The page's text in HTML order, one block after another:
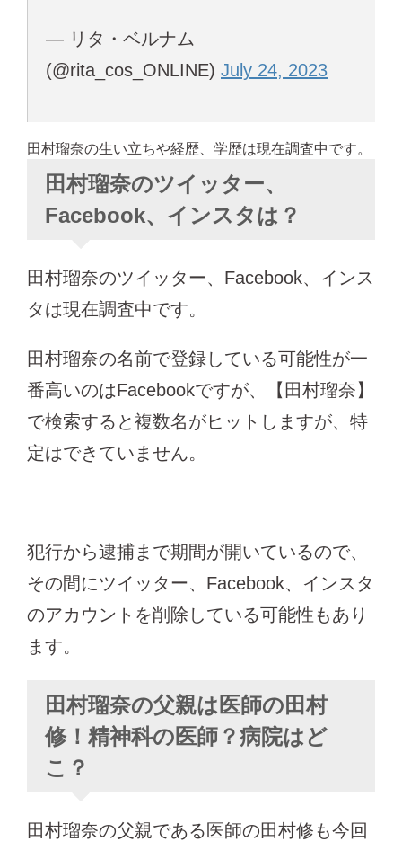
— リタ・ベルナム
(@rita_cos_ONLINE) July 24, 2023
田村瑠奈の生い立ちや経歴、学歴は現在調査中です。
田村瑠奈のツイッター、
Facebook、インスタは？
田村瑠奈のツイッター、Facebook、インス
タは現在調査中です。
田村瑠奈の名前で登録している可能性が一
番高いのはFacebookですが、【田村瑠奈】
で検索すると複数名がヒットしますが、特
定はできていません。
犯行から逮捕まで期間が開いているので、
その間にツイッター、Facebook、インスタ
のアカウントを削除している可能性もあり
ます。
田村瑠奈の父親は医師の田村
修！精神科の医師？病院はど
こ？
田村瑠奈の父親である医師の田村修も今回